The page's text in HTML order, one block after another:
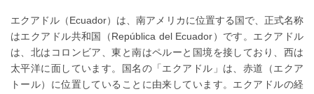
エクアドル（Ecuador）は、南アメリカに位置する国で、正式名称
はエクアドル共和国（República del Ecuador）です。エクアドル
は、北はコロンビア、東と南はペルーと国境を接しており、西は
太平洋に面しています。国名の「エクアドル」は、赤道（エクア
トール）に位置していることに由来しています。エクアドルの経